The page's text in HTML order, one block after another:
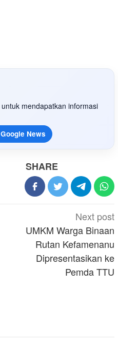
untuk mendapatkan informasi
Google News
SHARE
Next post
UMKM Warga Binaan
Rutan Kefamenanu
Dipresentasikan ke
Pemda TTU